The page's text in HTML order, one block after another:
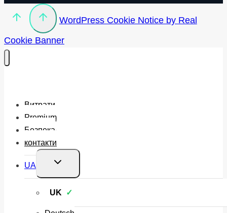
WordPress Cookie Notice by Real
Cookie Banner
Витрати
Premium
Безпека
контакти
UA
Перемкнути
нащадка
UK